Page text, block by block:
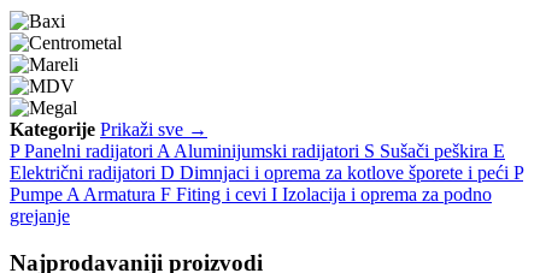
Kategorije Prikaži sve →
P Panelni radijatori A Aluminijumski radijatori S Sušači peškira E
Električni radijatori D Dimnjaci i oprema za kotlove šporete i peći P
Pumpe A Armatura F Fiting i cevi I Izolacija i oprema za podno
grejanje
Najprodavaniji proizvodi